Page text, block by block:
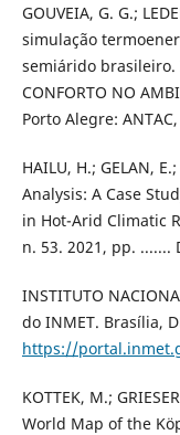
GOUVEIA, G. G.;
simulação
semiárido brasileiro.
CONFORTO NO
Porto Alegre:
HAILU, H.; GELAN,
Analysis: A Case
in Hot-Arid Climatic
n. 53. 2021, pp. .......
INSTITUTO
do INMET. Brasília,
https://
KOTTEK, M.;
World Map of the